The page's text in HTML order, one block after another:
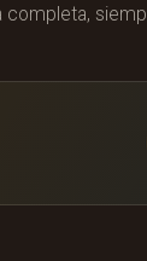
completa,